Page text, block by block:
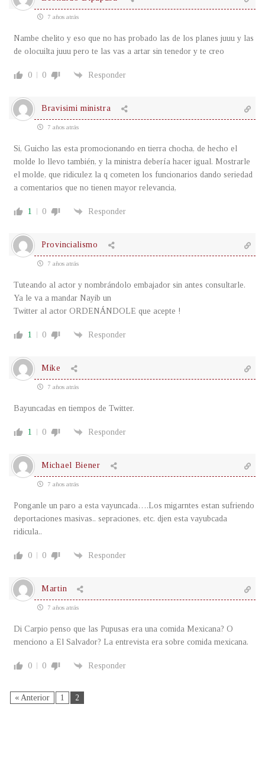
7 años atrás
Nambe chelito y eso que no has probado las de los planes juuu y las
de olocuilta juuu pero te las vas a artar sin tenedor y te creo
0 0 Responder
Bravisimi ministra
7 años atrás
Si, Guicho las esta promocionando en tierra chocha, de hecho el
molde lo llevo también, y la ministra debería hacer igual. Mostrarle
el molde, que ridiculez la q cometen los funcionarios dando seriedad
a comentarios que no tienen mayor relevancia,
1 0 Responder
Provincialismo
7 años atrás
Tuteando al actor y nombrándolo embajador sin antes consultarle.
Ya le va a mandar Nayib un
Twitter al actor ORDENÁNDOLE que acepte !
1 0 Responder
Mike
7 años atrás
Bayuncadas en tiempos de Twitter.
1 0 Responder
Michael Biener
7 años atrás
Ponganle un paro a esta vayuncada….Los migarntes estan sufriendo
deportaciones masivas.. sepraciones, etc. djen esta vayubcada
ridicula..
0 0 Responder
Martin
7 años atrás
Di Carpio penso que las Pupusas era una comida Mexicana? O
menciono a El Salvador? La entrevista era sobre comida mexicana.
0 0 Responder
« Anterior 1 2